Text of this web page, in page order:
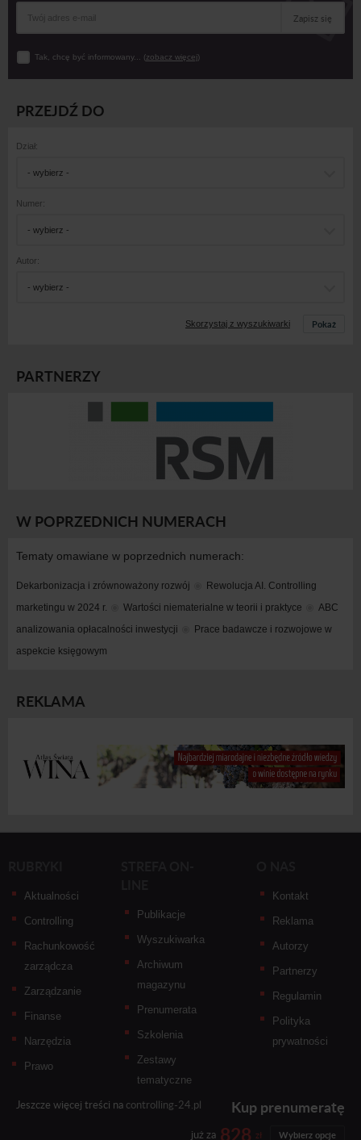
Zapisz się
Tak, chcę być informowany... (zobacz więcej)
PRZEJDŹ DO
Dział:
- wybierz -
Numer:
- wybierz -
Autor:
- wybierz -
Skorzystaj z wyszukiwarki Pokaż
PARTNERZY
W POPRZEDNICH NUMERACH
Tematy omawiane w poprzednich numerach:
Dekarbonizacja i zrównoważony rozwój
Rewolucja AI. Controlling
marketingu w 2024 r.
Wartości niematerialne w teorii i praktyce
ABC
analizowania opłacalności inwestycji
Prace badawcze i rozwojowe w
aspekcie księgowym
REKLAMA
Aktualności
Controlling
Rachunkowość
zarządcza
Zarządzanie
Finanse
Narzędzia
Prawo
Publikacje
Wyszukiwarka
Archiwum
magazynu
Prenumerata
Szkolenia
Zestawy
tematyczne
Kontakt
Reklama
Autorzy
Partnerzy
Regulamin
Polityka
prywatności
Jeszcze więcej treści na controlling-24.pl Kup prenumeratę
już za 828 zł Wybierz opcje